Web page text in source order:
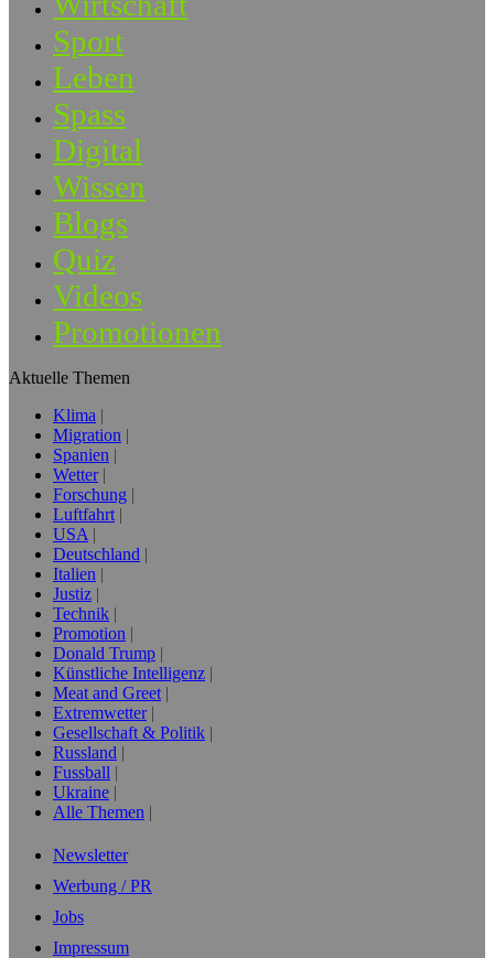
Sport
Leben
Spass
Digital
Wissen
Blogs
Quiz
Videos
Promotionen
Aktuelle Themen
Klima
Migration
Spanien
Wetter
Forschung
Luftfahrt
USA
Deutschland
Italien
Justiz
Technik
Promotion
Donald Trump
Künstliche Intelligenz
Meat and Greet
Extremwetter
Gesellschaft & Politik
Russland
Fussball
Ukraine
Alle Themen
Newsletter
Werbung / PR
Jobs
Impressum